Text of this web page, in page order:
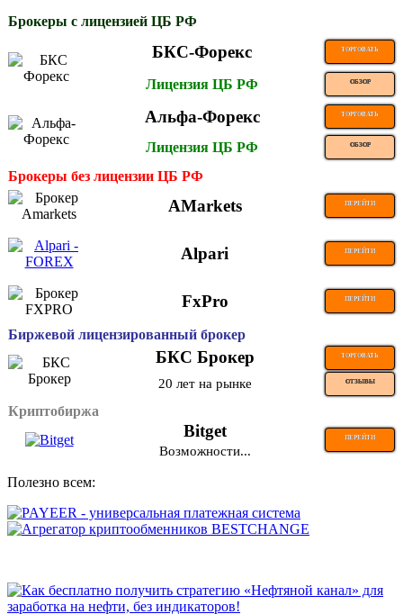
Брокеры с лицензией ЦБ РФ
БКС-Форекс ТОРГОВАТЬ
Лицензия ЦБ РФ ОБЗОР
Альфа-Форекс ТОРГОВАТЬ
Лицензия ЦБ РФ ОБЗОР
Брокеры без лицензии ЦБ РФ
AMarkets ПЕРЕЙТИ
Alpari ПЕРЕЙТИ
FxPro ПЕРЕЙТИ
Биржевой лицензированный брокер
БКС Брокер ТОРГОВАТЬ
20 лет на рынке ОТЗЫВЫ
Криптобиржа
Bitget ПЕРЕЙТИ
Возможности...
Полезно всем: